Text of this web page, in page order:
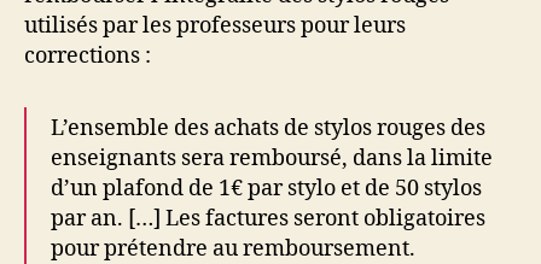
utilisés par les professeurs pour leurs
corrections :
L’ensemble des achats de stylos rouges des
enseignants sera remboursé, dans la limite
d’un plafond de 1€ par stylo et de 50 stylos
par an. […] Les factures seront obligatoires
pour prétendre au remboursement.